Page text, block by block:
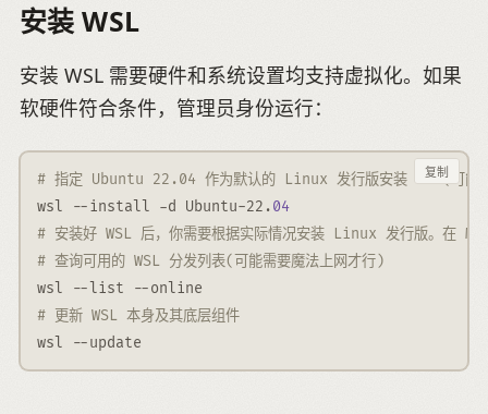
安装 WSL
安装 WSL 需要硬件和系统设置均支持虚拟化。如果
软硬件符合条件，管理员身份运行：
# 指定 Ubuntu 22.04 作为默认的 Linux 发行版安装 WSL(可能
wsl
--install -d Ubuntu-22 .04
# 安装好 WSL 后，你需要根据实际情况安装 Linux 发行版。
# 查询可用的 WSL 分发列表(可能需要魔法上网才行)
wsl
-- list --online
# 更新 WSL 本身及其底层组件
wsl
--update
复制